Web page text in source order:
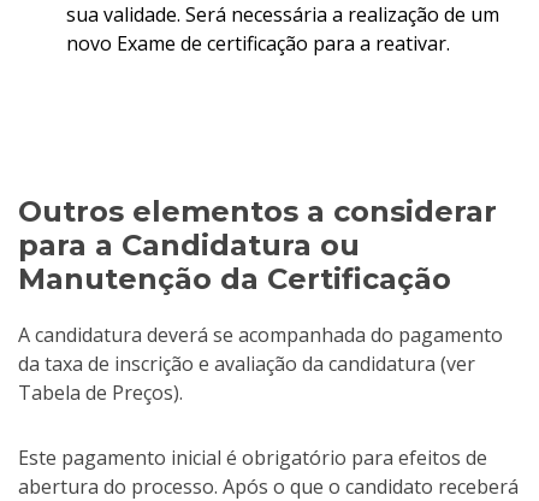
sua validade. Será necessária a realização de um
novo Exame de certificação para a reativar.
Outros elementos a considerar
para a Candidatura ou
Manutenção da Certificação
A candidatura deverá se acompanhada do pagamento
da taxa de inscrição e avaliação da candidatura (ver
Tabela de Preços).
Este pagamento inicial é obrigatório para efeitos de
abertura do processo. Após o que o candidato receberá